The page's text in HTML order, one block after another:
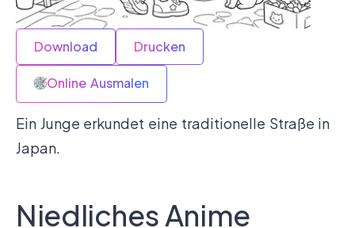
Download Drucken
Online Ausmalen
Ein Junge erkundet eine traditionelle Straße in
Japan.
Niedliches Anime